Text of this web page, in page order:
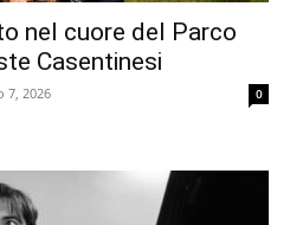
nel cuore del Parco
Casentinesi
7, 2026 0